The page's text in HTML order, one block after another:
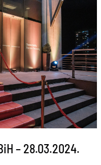
– 28.03.2024.